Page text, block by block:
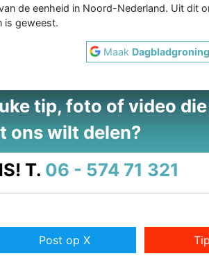
de eenheid in Noord-Nederland. Uit dit
is geweest.
Maak
tip, foto of video
ons wilt delen?
T. 06 - 574 71 321
Post op X